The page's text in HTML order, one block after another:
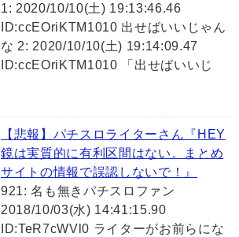
1: 2020/10/10(土) 19:13:46.46
ID:ccEOriKTM1010 出せばいいじゃん
な 2: 2020/10/10(土) 19:14:09.47
ID:ccEOriKTM1010 「出せばいいじ
【悲報】パチスロライターさん『HEY
鏡は実質的に有利区間はない。まとめ
サイトの情報で誤認しないで！』
921: 名も無きパチスロファン
2018/10/03(水) 14:41:15.90
ID:TeR7cWVl0 ライターがお前らにな